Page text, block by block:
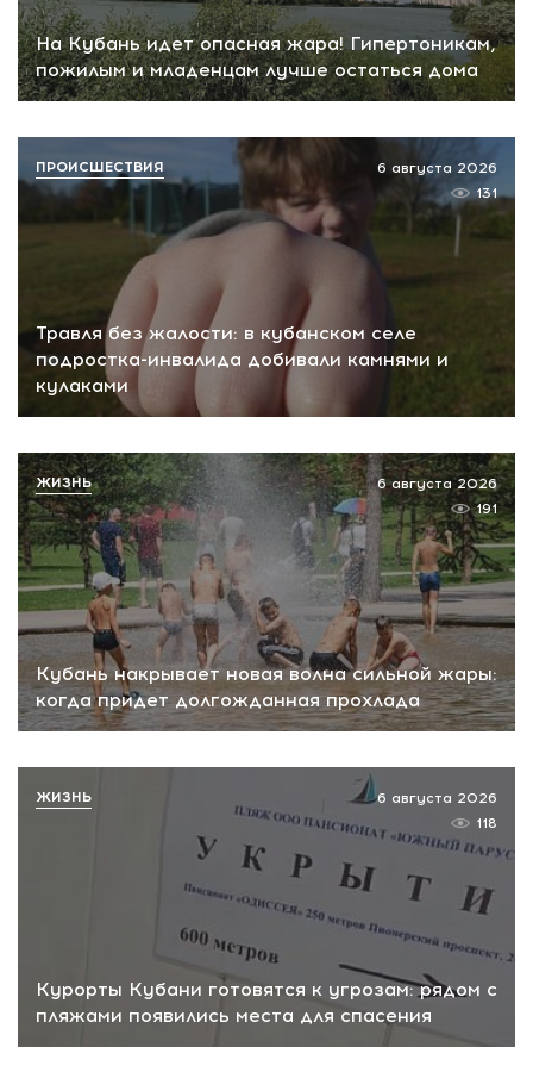
На Кубань идет опасная жара! Гипертоникам,
пожилым и младенцам лучше остаться дома
Травля без жалости: в кубанском селе
подростка-инвалида добивали камнями и
кулаками
6 августа 2026
131
ПРОИСШЕСТВИЯ
Кубань накрывает новая волна сильной жары:
когда придет долгожданная прохлада
6 августа 2026
191
ЖИЗНЬ
Курорты Кубани готовятся к угрозам: рядом с
пляжами появились места для спасения
6 августа 2026
118
ЖИЗНЬ